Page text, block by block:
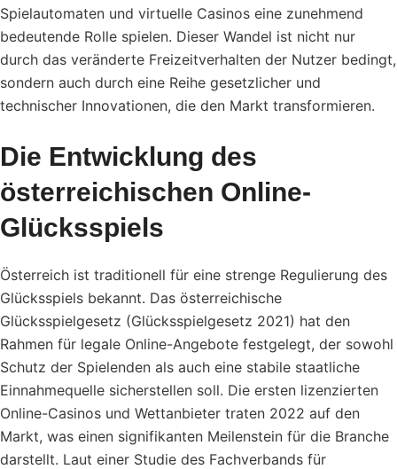
Spielautomaten und virtuelle Casinos eine zunehmend
bedeutende Rolle spielen. Dieser Wandel ist nicht nur
durch das veränderte Freizeitverhalten der Nutzer bedingt,
sondern auch durch eine Reihe gesetzlicher und
technischer Innovationen, die den Markt transformieren.
Die Entwicklung des
österreichischen Online-
Glücksspiels
Österreich ist traditionell für eine strenge Regulierung des
Glücksspiels bekannt. Das österreichische
Glücksspielgesetz (Glücksspielgesetz 2021) hat den
Rahmen für legale Online-Angebote festgelegt, der sowohl
Schutz der Spielenden als auch eine stabile staatliche
Einnahmequelle sicherstellen soll. Die ersten lizenzierten
Online-Casinos und Wettanbieter traten 2022 auf den
Markt, was einen signifikanten Meilenstein für die Branche
darstellt. Laut einer Studie des Fachverbands für